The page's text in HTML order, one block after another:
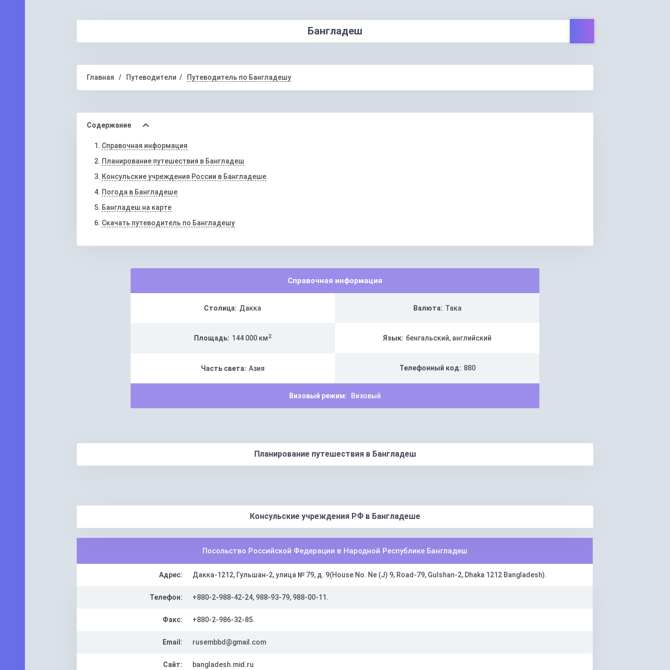
Бангладеш
Главная Путеводители Путеводитель по Бангладешу
Содержание
Справочная информация
Планирование путешествия в Бангладеш
Консульские учреждения России в Бангладеше
Погода в Бангладеше
Бангладеш на карте
Скачать путеводитель по Бангладешу
Справочная информация
Столица: Дакка
Площадь: 144 000 км2
Часть света: Азия
Валюта: Така
Язык: бенгальский, английский
Телефонный код: 880
Визовый режим: Визовый
Планирование путешествия в Бангладеш
Консульские учреждения РФ в Бангладеше
Посольство Российской Федерации в Народной Республике Бангладеш
Адрес: Дакка-1212, Гульшан-2, улица № 79, д. 9(House No. Ne (J) 9, Road-79, Gulshan-2, Dhaka 1212 Bangladesh).
Телефон: +880-2-988-42-24, 988-93-79, 988-00-11.
Факс: +880-2-986-32-85.
Email: rusembbd@gmail.com
Сайт: bangladesh.mid.ru